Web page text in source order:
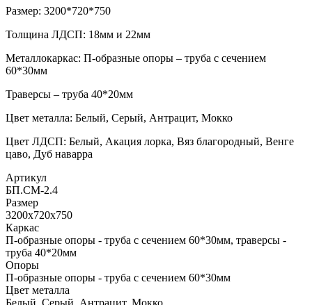
Размер: 3200*720*750
Толщина ЛДСП: 18мм и 22мм
Металлокаркас: П-образные опоры – труба с сечением
60*30мм
Траверсы – труба 40*20мм
Цвет металла: Белый, Серый, Антрацит, Мокко
Цвет ЛДСП: Белый, Акация лорка, Вяз благородный, Венге
цаво, Дуб наварра
Артикул
БП.СМ-2.4
Размер
3200х720х750
Каркас
П-образные опоры - труба с сечением 60*30мм, траверсы -
труба 40*20мм
Опоры
П-образные опоры - труба с сечением 60*30мм
Цвет металла
Белый, Серый, Антрацит, Мокко